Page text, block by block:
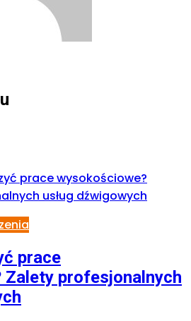
prace
profesjonalnych